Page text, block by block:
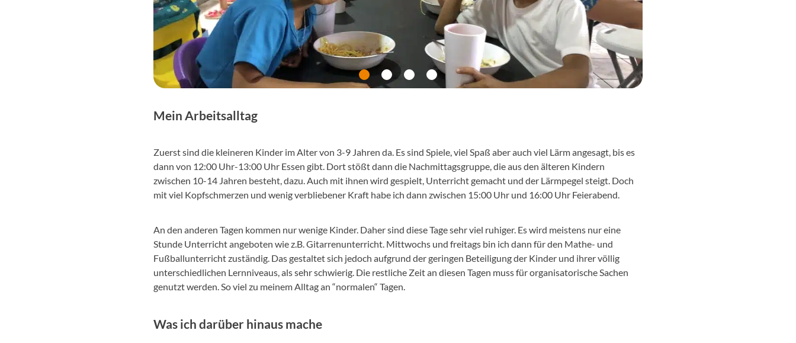
Mein Arbeitsalltag
Zuerst sind die kleineren Kinder im Alter von 3-9 Jahren da. Es sind Spiele, viel Spaß aber auch viel Lärm angesagt, bis es
dann von 12:00 Uhr-13:00 Uhr Essen gibt. Dort stößt dann die Nachmittagsgruppe, die aus den älteren Kindern
zwischen 10-14 Jahren besteht, dazu. Auch mit ihnen wird gespielt, Unterricht gemacht und der Lärmpegel steigt. Doch
mit viel Kopfschmerzen und wenig verbliebener Kraft habe ich dann zwischen 15:00 Uhr und 16:00 Uhr Feierabend.
An den anderen Tagen kommen nur wenige Kinder. Daher sind diese Tage sehr viel ruhiger. Es wird meistens nur eine
Stunde Unterricht angeboten wie z.B. Gitarrenunterricht. Mittwochs und freitags bin ich dann für den Mathe- und
Fußballunterricht zuständig. Das gestaltet sich jedoch aufgrund der geringen Beteiligung der Kinder und ihrer völlig
unterschiedlichen Lernniveaus, als sehr schwierig. Die restliche Zeit an diesen Tagen muss für organisatorische Sachen
genutzt werden. So viel zu meinem Alltag an “normalen“ Tagen.
Was ich darüber hinaus mache